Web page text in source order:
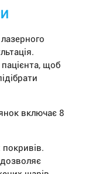
щоб
включає 8